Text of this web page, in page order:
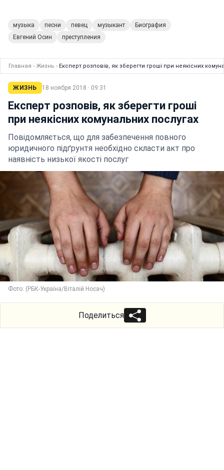
музыка песни певец музыкант
Биография
Евгений Осин
преступления
Главная › Жизнь › Експерт розповів, як зберегти гроші при неякісних
ЖИЗНЬ 18 ноября 2018 · 09:31
Експерт розповів, як зберегти гроші
при неякісних комунальних послугах
Повідомляється, що для забезпечення повного
юридичного підґрунтя необхідно скласти акт про
наявність низької якості послуг
Фото: (РБК-Україна/Віталій Носач)
Поделиться